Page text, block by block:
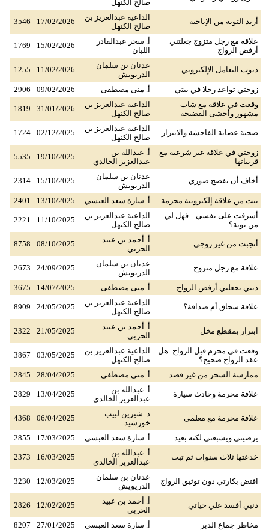
صالح الكنهل
أريد التوبة من الإباحية
الداعية عبدالعزيز بن
صالح الكنهل
17/02/2026
3546
علاقة مع رجل متزوج جعلتني
أرفض الزواج
أ. سحر عبدالقادر
اللبان
15/02/2026
1769
ذنوب التعامل الإلكتروني
عدنان بن سلمان
الدريويش
11/02/2026
1255
زوجتي تواعد رجلا في بيتي أ. منى مصطفى 09/02/2026
2906
وقعت في علاقة مع شاب
مشهور وأخشى الفضيحة
الداعية عبدالعزيز بن
صالح الكنهل
31/01/2026
1819
ضحية عصابة الفاحشة والابتزاز
الداعية عبدالعزيز بن
صالح الكنهل
02/12/2025
1724
زوجتي في علاقة غير شرعية مع
قريباتها
أ. عبدالله بن
عبدالعزيز الخالدي
19/10/2025
5535
أخاف أن تفضح صوري
عدنان بن سلمان
الدريويش
15/10/2025
2314
تبت من علاقة إلكترونية محرمة أ. سارة سعد العبسي 13/10/2025
2401
أسرفت على نفسي... فهل لي
من توبة؟
الداعية عبدالعزيز بن
صالح الكنهل
11/10/2025
2221
أنجبت من غير زوجي
أ. أحمد بن عبيد
الحربي
08/10/2025
8758
علاقة مع رجل متزوج
عدنان بن سلمان
الدريويش
24/09/2025
2673
ذنبي يجعلني أرفض الزواج أ. منى مصطفى 14/07/2025
3675
علاقة سحاق أم صداقة؟
الداعية عبدالعزيز بن
صالح الكنهل
24/05/2025
8909
ابتزاز بمقطع مخل
أ. أحمد بن عبيد
الحربي
21/05/2025
2322
وقعت في محرم قبل الزواج: هل
عقد الزواج صحيح؟
الداعية عبدالعزيز بن
صالح الكنهل
03/05/2025
3867
ممارسة السحر من غير قصد أ. منى مصطفى 28/04/2025
2845
علاقة محرمة وحادث سيارة
أ. عبدالله بن
عبدالعزيز الخالدي
13/04/2025
2829
علاقة محرمة مع معلمي
د. شيرين لبيب
خورشيد
06/04/2025
4368
يرضيني ويشبعني لكنه بعيد أ. سارة سعد العبسي 17/03/2025
2855
خدعتها ثلاث سنوات ثم تبت
أ. عبدالله بن
عبدالعزيز الخالدي
16/03/2025
2373
افتض بكارتي دون توثيق الزواج
عدنان بن سلمان
الدريويش
12/03/2025
3230
ذنبي أفسد علي حياتي
أ. أحمد بن عبيد
الحربي
12/02/2025
2826
مخاطر جماع الدبر أ. سارة سعد العبسي 27/01/2025
8207